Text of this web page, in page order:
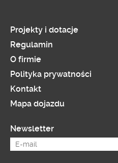
Projekty i dotacje
Regulamin
O firmie
Polityka prywatności
Kontakt
Mapa dojazdu
Newsletter